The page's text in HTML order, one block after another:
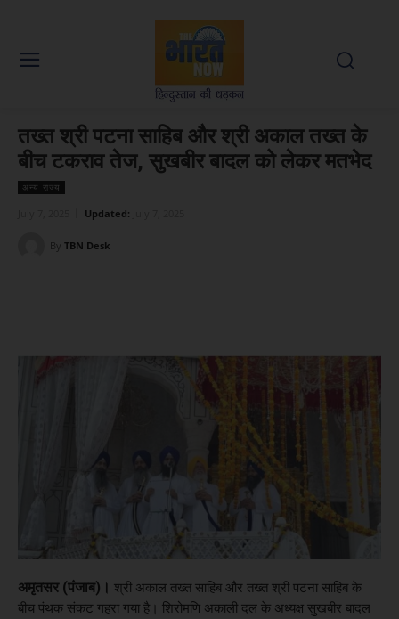
तख्त श्री पटना साहिब और श्री अकाल तख्त के
बीच टकराव तेज, सुखबीर बादल को लेकर मतभेद
अन्य राज्य
Updated:
By TBN Desk
अमृतसर (पंजाब)। श्री अकाल तख्त साहिब और तख्त श्री पटना साहिब के
बीच पंथक संकट गहरा गया है। शिरोमणि अकाली दल के अध्यक्ष सुखबीर बादल